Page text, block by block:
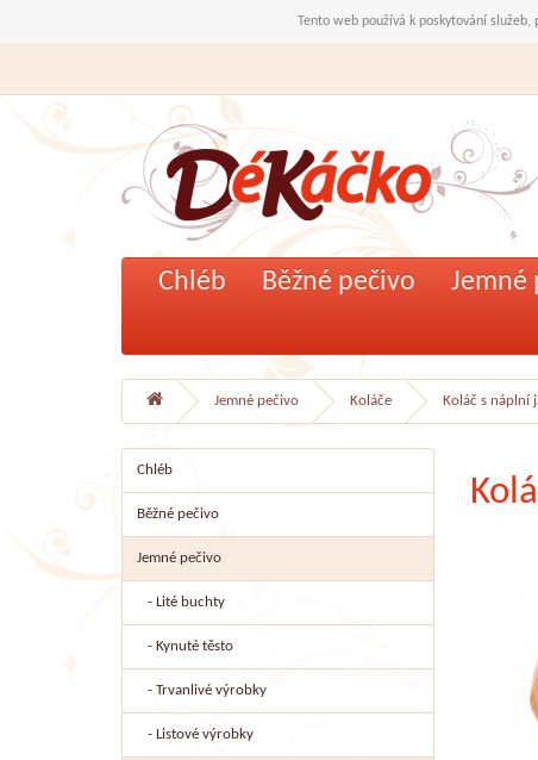
Tento web používá k poskytování
Chléb Běžné pečivo Jemné
Jemné pečivo Koláče Koláč s náplní
Chléb
Běžné pečivo
Jemné pečivo
- Lité buchty
- Kynuté těsto
- Trvanlivé výrobky
- Listové výrobky